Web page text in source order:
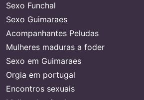
Sexo Funchal
Sexo Guimaraes
Acompanhantes Peludas
Mulheres maduras a foder
Sexo em Guimaraes
Orgia em portugal
Encontros sexuais